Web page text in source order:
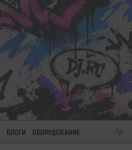
БЛОГИ ОБОРУДОВАНИЕ